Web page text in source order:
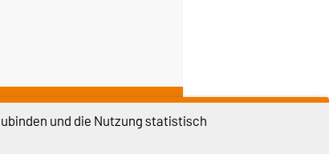
DIESE SEITE und die Nutzung statistisch